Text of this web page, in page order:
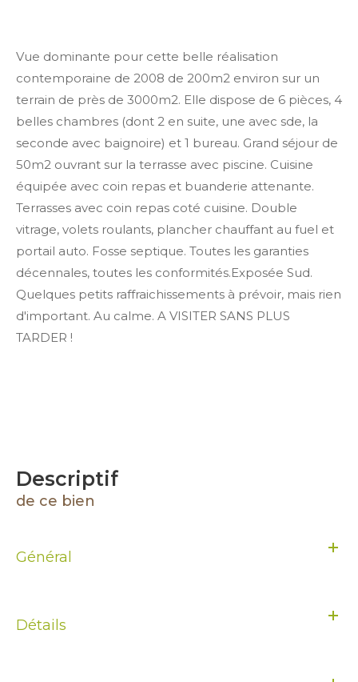
Vue dominante pour cette belle réalisation
contemporaine de 2008 de 200m2 environ sur un
terrain de près de 3000m2. Elle dispose de 6 pièces, 4
belles chambres (dont 2 en suite, une avec sde, la
seconde avec baignoire) et 1 bureau. Grand séjour de
50m2 ouvrant sur la terrasse avec piscine. Cuisine
équipée avec coin repas et buanderie attenante.
Terrasses avec coin repas coté cuisine. Double
vitrage, volets roulants, plancher chauffant au fuel et
portail auto. Fosse septique. Toutes les garanties
décennales, toutes les conformités.Exposée Sud.
Quelques petits raffraichissements à prévoir, mais rien
d'important. Au calme. A VISITER SANS PLUS
TARDER !
descriptif
de ce bien
Général
Détails